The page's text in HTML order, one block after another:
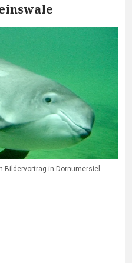
Bildervortrag in Dornumersiel.